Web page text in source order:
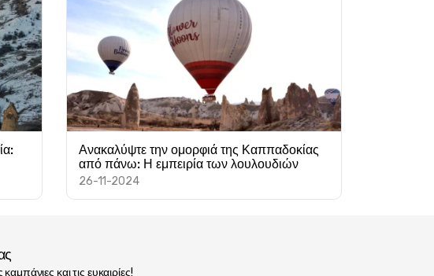
Ανακαλύψτε την ομορφιά της Καππαδοκίας
από πάνω: Η εμπειρία των λουλουδιών
26-11-2024
και τις ευκαιρίες!